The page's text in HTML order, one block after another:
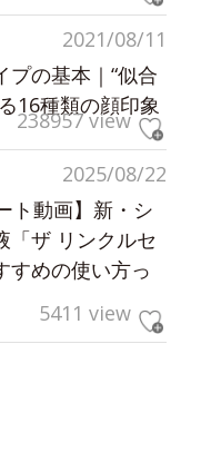
2021/08/11
プの基本｜“似合
16種類の顔印象
238957 view
2025/08/22
ト動画】新・シ
「ザ リンクルセ
すめの使い方っ
5411 view